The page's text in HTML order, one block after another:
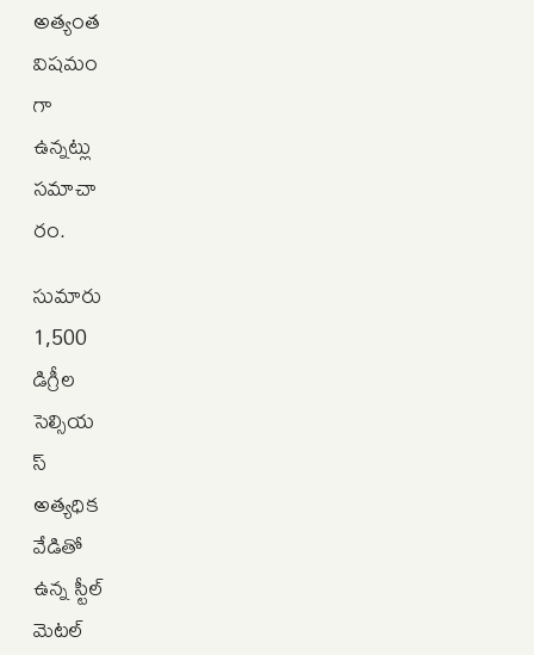
అత్యంత
విషమం
గా
ఉన్నట్లు
సమాచా
రం.
సుమారు
1,500
డిగ్రీల
సెల్సియ
స్
అత్యధిక
వేడితో
ఉన్న స్టీల్‌
మెటల్‌